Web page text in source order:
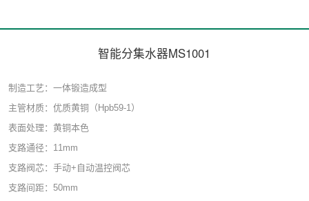
智能分集水器MS1001
制造工艺：一体锻造成型
主管材质：优质黄铜（Hpb59-1）
表面处理：黄铜本色
支路通径：11mm
支路阀芯：手动+自动温控阀芯
支路间距：50mm